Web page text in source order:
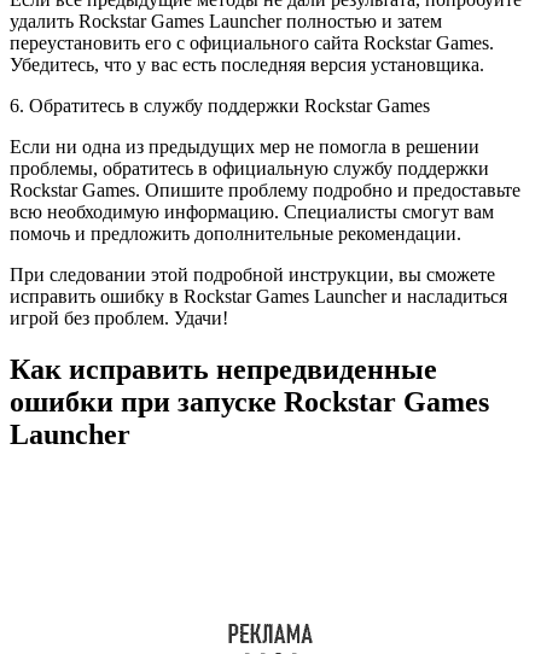
удалить Rockstar Games Launcher полностью и затем
переустановить его с официального сайта Rockstar Games.
Убедитесь, что у вас есть последняя версия установщика.
6. Обратитесь в службу поддержки Rockstar Games
Если ни одна из предыдущих мер не помогла в решении
проблемы, обратитесь в официальную службу поддержки
Rockstar Games. Опишите проблему подробно и предоставьте
всю необходимую информацию. Специалисты смогут вам
помочь и предложить дополнительные рекомендации.
При следовании этой подробной инструкции, вы сможете
исправить ошибку в Rockstar Games Launcher и насладиться
игрой без проблем. Удачи!
Как исправить непредвиденные
ошибки при запуске Rockstar Games
Launcher